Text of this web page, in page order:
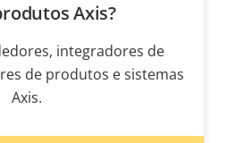
Axis?
integradores de
de produtos e sistemas
Axis.